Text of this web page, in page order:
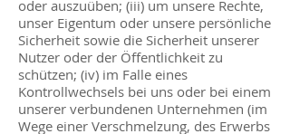
oder auszuüben; (iii) um unsere Rechte,
unser Eigentum oder unsere persönliche
Sicherheit sowie die Sicherheit unserer
Nutzer oder der Öffentlichkeit zu
schützen; (iv) im Falle eines
Kontrollwechsels bei uns oder bei einem
unserer verbundenen Unternehmen (im
Wege einer Verschmelzung, des Erwerbs